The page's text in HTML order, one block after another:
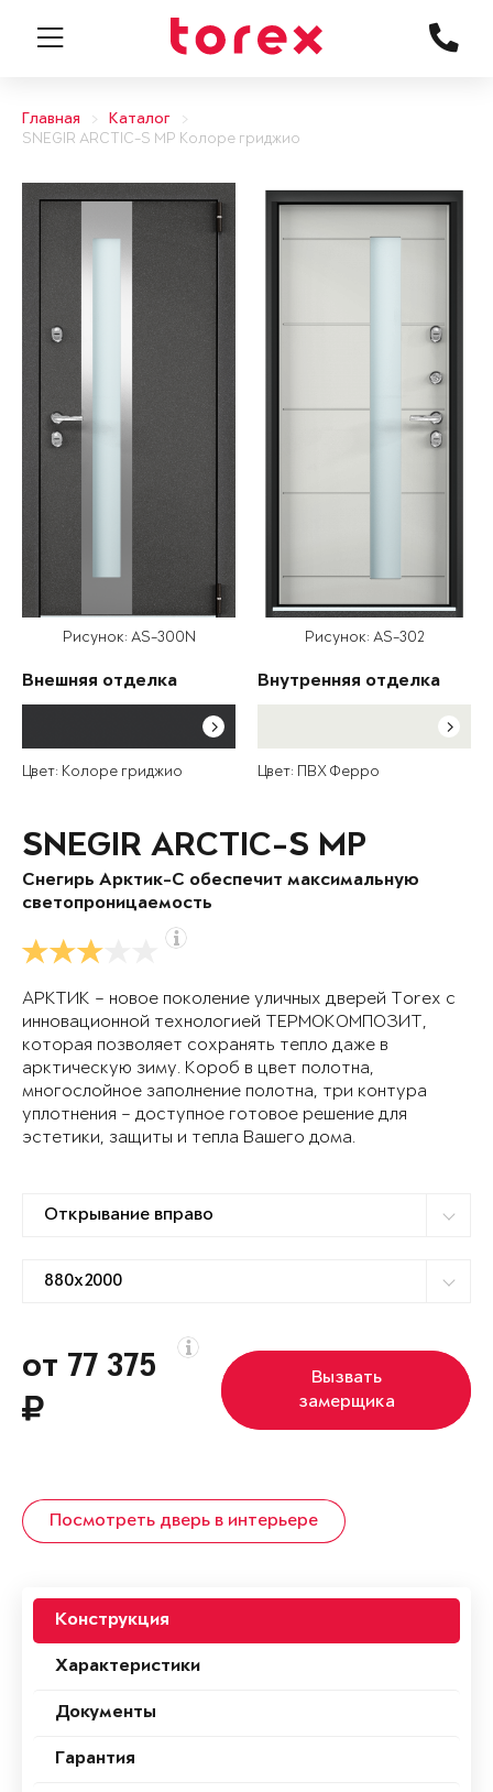
Главная
Каталог
SNEGIR ARCTIC-S MP Колоре гриджио
Рисунок: AS-300N
Внешняя отделка
Цвет: Колоре гриджио
Рисунок: AS-302
Внутренняя отделка
Цвет: ПВХ Ферро
SNEGIR ARCTIC-S MP
Снегирь Арктик-С обеспечит максимальную
светопроницаемость
АРКТИК – новое поколение уличных дверей Torex с
инновационной технологией ТЕРМОКОМПОЗИТ,
которая позволяет сохранять тепло даже в
арктическую зиму. Короб в цвет полотна,
многослойное заполнение полотна, три контура
уплотнения – доступное готовое решение для
эстетики, защиты и тепла Вашего дома.
от 77 375
Вызвать
замерщика
Посмотреть дверь в интерьере
Конструкция
Характеристики
Документы
Гарантия